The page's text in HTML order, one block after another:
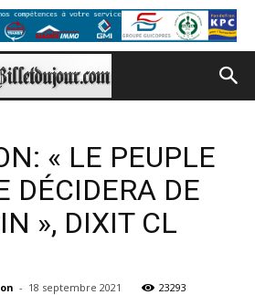
« LE PEUPLE
DÉCIDERA DE
», DIXIT CL
- 18 septembre 2021 23293